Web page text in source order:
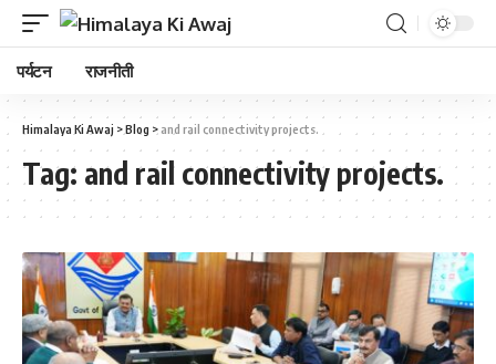
पर्यटन राजनीती
Himalaya Ki Awaj >Blog > and rail connectivity projects.
Tag: and rail connectivity projects.